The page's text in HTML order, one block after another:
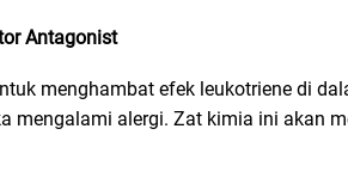
Antagonist
menghambat efek leukotriene di
mengalami alergi. Zat kimia ini akan